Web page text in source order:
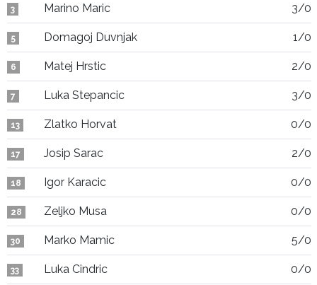
3 Marino Maric 3/0
5 Domagoj Duvnjak 1/0
6 Matej Hrstic 2/0
7 Luka Stepancic 3/0
13 Zlatko Horvat 0/0
17 Josip Sarac 2/0
18 Igor Karacic 0/0
28 Zeljko Musa 0/0
30 Marko Mamic 5/0
33 Luka Cindric 0/0